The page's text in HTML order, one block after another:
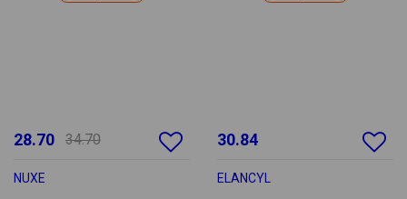
28.70 34.70
NUXE
30.84
ELANCYL